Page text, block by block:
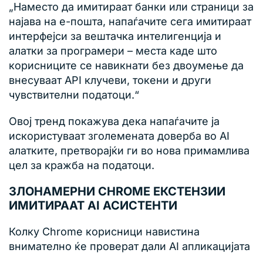
„Наместо да имитираат банки или страници за
најава на е-пошта, напаѓачите сега имитираат
интерфејси за вештачка интелигенција и
алатки за програмери – места каде што
корисниците се навикнати без двоумење да
внесуваат API клучеви, токени и други
чувствителни податоци.“
Овој тренд покажува дека напаѓачите ја
искористуваат зголемената доверба во AI
алатките, претворајќи ги во нова примамлива
цел за кражба на податоци.
ЗЛОНАМЕРНИ CHROME ЕКСТЕНЗИИ
ИМИТИРААТ AI АСИСТЕНТИ
Колку Chrome корисници навистина
внимателно ќе проверат дали AI апликацијата